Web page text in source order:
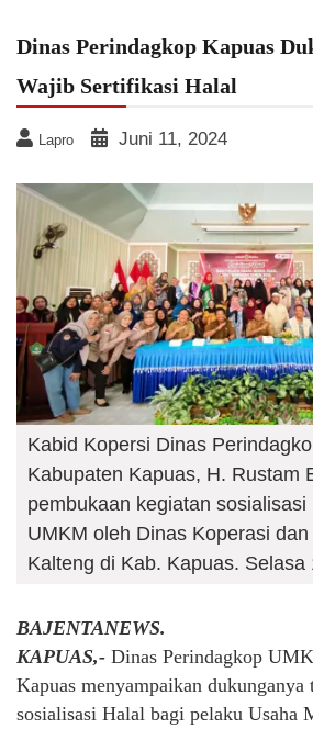
Dinas Perindagkop Kapuas
Wajib Sertifikasi Halal
Lapro Juni 11, 2024
Kabid Kopersi Dinas
Kabupaten Kapuas, H. Rustam
pembukaan kegiatan
UMKM oleh Dinas Koperasi
Kalteng di Kab. Kapuas. Selasa
BAJENTANEWS.
KAPUAS,- Dinas Perindagkop
Kapuas menyampaikan dukunganya
sosialisasi Halal bagi pelaku Usaha